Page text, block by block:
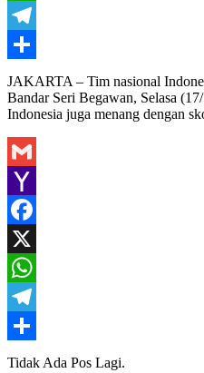
WhatsApp
Telegram
Share
JAKARTA – Tim nasional
Bandar Seri Begawan, Selasa
Indonesia juga menang dengan
Gmail
Yahoo
Mail
Facebook
X
WhatsApp
Telegram
Share
Tidak Ada Pos Lagi.